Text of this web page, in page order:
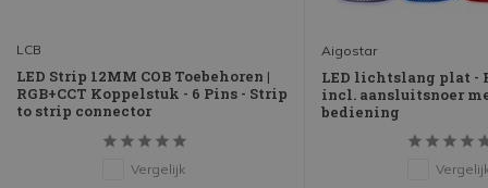
LCB
LED Strip 12MM COB Toebehoren |
RGB+CCT Koppelstuk - 6 Pins - Strip
to strip connector
Vergelijk
Aigostar
LED lichtslang plat -
incl. aansluitsnoer
bediening